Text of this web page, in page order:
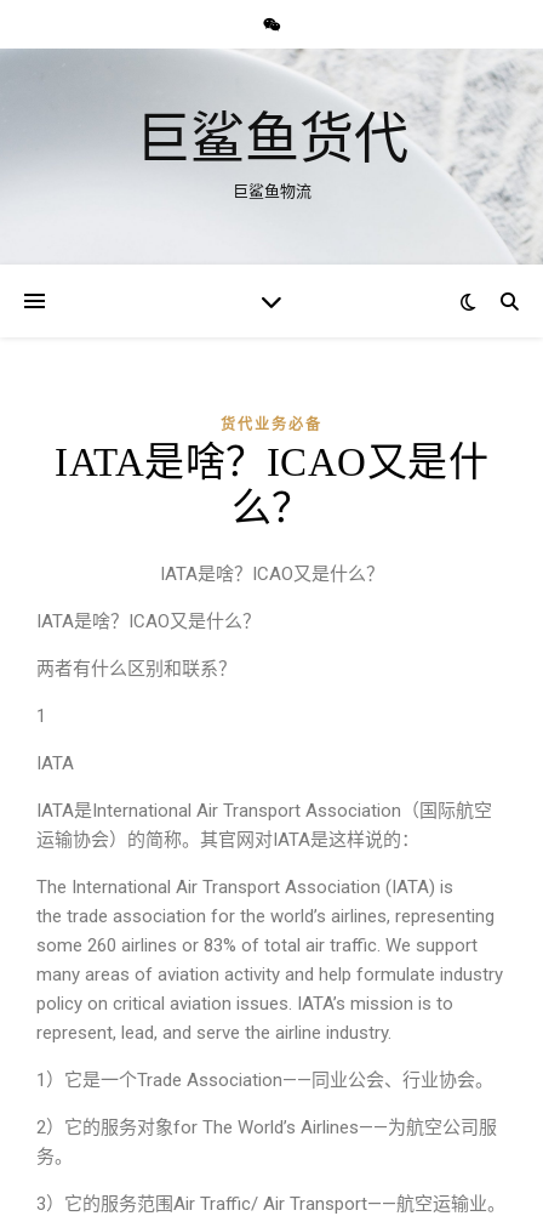
巨鲨鱼货代
巨鲨鱼物流
货代业务必备
IATA是啥？ICAO又是什
么？
IATA是啥？ICAO又是什么？
IATA是啥？ICAO又是什么？
两者有什么区别和联系？
1
IATA
IATA是International Air Transport Association（国际航空
运输协会）的简称。其官网对IATA是这样说的：
The International Air Transport Association (IATA) is
the trade association for the world’s airlines, representing
some 260 airlines or 83% of total air traffic. We support
many areas of aviation activity and help formulate industry
policy on critical aviation issues. IATA’s mission is to
represent, lead, and serve the airline industry.
1）它是一个Trade Association——同业公会、行业协会。
2）它的服务对象for The World’s Airlines——为航空公司服
务。
3）它的服务范围Air Traffic/ Air Transport——航空运输业。